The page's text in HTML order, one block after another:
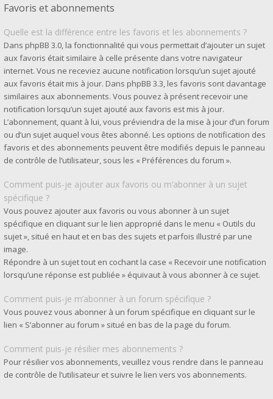
Favoris et abonnements
Quelle est la différence entre les favoris et les abonnements ?
Dans phpBB 3.0, la fonctionnalité qui vous permettait d’ajouter un sujet
aux favoris était similaire à celle présente dans votre navigateur
internet. Vous ne receviez aucune notification lorsqu’un sujet ajouté
aux favoris était mis à jour. Dans phpBB 3.3, les favoris sont davantage
similaires aux abonnements. Vous pouvez à présent recevoir une
notification lorsqu’un sujet ajouté aux favoris est mis à jour.
L’abonnement, quant à lui, vous préviendra de la mise à jour d’un forum
ou d’un sujet auquel vous êtes abonné. Les options de notification des
favoris et des abonnements peuvent être modifiés depuis le panneau
de contrôle de l’utilisateur, sous les « Préférences du forum ».
Comment puis-je ajouter aux favoris ou m’abonner à un sujet
spécifique ?
Vous pouvez ajouter aux favoris ou vous abonner à un sujet
spécifique en cliquant sur le lien approprié dans le menu « Outils du
sujet », situé en haut et en bas des sujets et parfois illustré par une
image.
Répondre à un sujet tout en cochant la case « Recevoir une notification
lorsqu’une réponse est publiée » équivaut à vous abonner à ce sujet.
Comment puis-je m’abonner à un forum spécifique ?
Vous pouvez vous abonner à un forum spécifique en cliquant sur le
lien « S’abonner au forum » situé en bas de la page du forum.
Comment puis-je résilier mes abonnements ?
Pour résilier vos abonnements, veuillez vous rendre dans le panneau
de contrôle de l’utilisateur et suivre le lien vers vos abonnements.